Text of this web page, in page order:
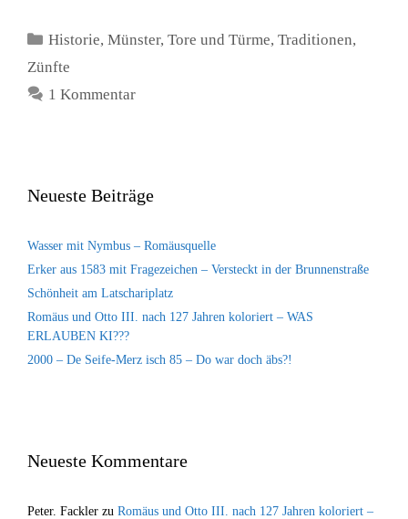
Kategorien
Historie,Münster,Tore und Türme,Traditionen,
Zünfte
1 Kommentar
Neueste Beiträge
Wasser mit Nymbus – Romäusquelle
Erker aus 1583 mit Fragezeichen – Versteckt in der Brunnenstraße
Schönheit am Latschariplatz
Romäus und Otto III. nach 127 Jahren koloriert – WAS
ERLAUBEN KI???
2000 – De Seife-Merz isch 85 – Do war doch äbs?!
Neueste Kommentare
Peter. Fackler zu Romäus und Otto III. nach 127 Jahren koloriert –